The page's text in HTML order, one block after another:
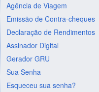
Agência de Viagem
Emissão de Contra-cheques
Declaração de Rendimentos
Assinador Digital
Gerador GRU
Sua Senha
Esqueceu sua senha?